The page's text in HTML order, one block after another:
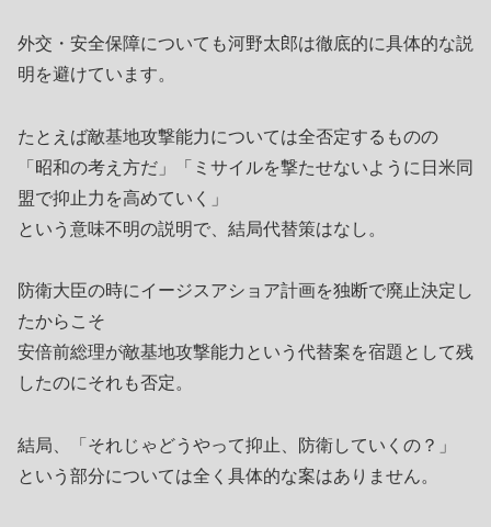
外交・安全保障についても河野太郎は徹底的に具体的な説
明を避けています。
たとえば敵基地攻撃能力については全否定するものの
「昭和の考え方だ」「ミサイルを撃たせないように日米同
盟で抑止力を高めていく」
という意味不明の説明で、結局代替策はなし。
防衛大臣の時にイージスアショア計画を独断で廃止決定し
たからこそ
安倍前総理が敵基地攻撃能力という代替案を宿題として残
したのにそれも否定。
結局、「それじゃどうやって抑止、防衛していくの？」
という部分については全く具体的な案はありません。